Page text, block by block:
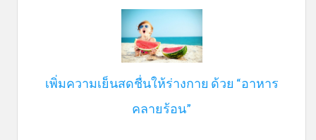
เพิ่มความเย็นสดชื่นให้ร่างกาย ด้วย “อาหาร
คลายร้อน”